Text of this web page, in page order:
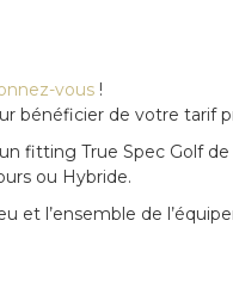
vous!
bénéficier de votre tarif
fitting True Spec Golf
ou Hybride.
et l’ensemble de